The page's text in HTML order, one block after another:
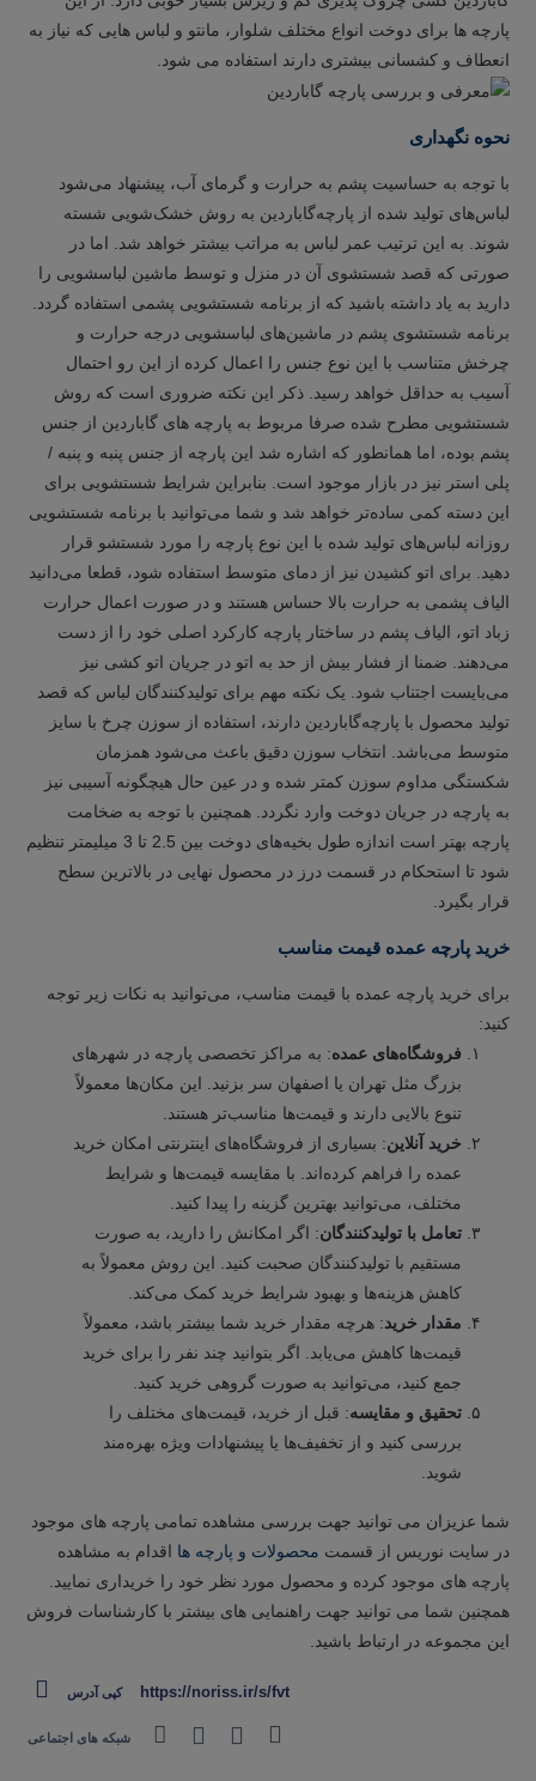
پارچه ها برای دوخت انواع مختلف شلوار، مانتو و لباس هایی که نیاز به
انعطاف و کشسانی بیشتری دارند استفاده می شود.
نحوه نگهداری
با توجه به حساسیت پشم به حرارت و گرمای آب، پیشنهاد می‌شود
لباس‌های تولید شده از پارچه‌گاباردین به روش خشک‌شویی شسته
شوند. به این ترتیب عمر لباس به مراتب بیشتر خواهد شد. اما در
صورتی که قصد شستشوی آن در منزل و توسط ماشین لباسشویی را
دارید به یاد داشته باشید که از برنامه شستشویی پشمی استفاده گردد.
برنامه شستشوی پشم در ماشین‌های لباسشویی درجه حرارت و
چرخش متناسب با این نوع جنس را اعمال کرده از این رو احتمال
آسیب به حداقل خواهد رسید. ذکر این نکته ضروری است که روش
شستشویی مطرح شده صرفا مربوط به پارچه های گاباردین از جنس
پشم بوده، اما همانطور که اشاره شد این پارچه از جنس پنبه و پنبه /
پلی استر نیز در بازار موجود است. بنابراین شرایط شستشویی برای
این دسته کمی ساده‌تر خواهد شد و شما می‌توانید با برنامه شستشویی
روزانه لباس‌های تولید شده با این نوع پارچه را مورد شستشو قرار
دهید. برای اتو کشیدن نیز از دمای متوسط استفاده شود، قطعا می‌دانید
الیاف پشمی به حرارت بالا حساس هستند و در صورت اعمال حرارت
زباد اتو، الیاف پشم در ساختار پارچه کارکرد اصلی خود را از دست
می‌دهند. ضمنا از فشار بیش از حد به اتو در جریان اتو کشی نیز
می‌بایست اجتناب شود. یک نکته مهم برای تولیدکنندگان لباس که قصد
تولید محصول با پارچه‌گاباردین دارند، استفاده از سوزن چرخ با سایز
متوسط می‌باشد. انتخاب سوزن دقیق باعث می‌شود همزمان
شکستگی مداوم سوزن کمتر شده و در عین حال هیچگونه آسیبی نیز
به پارچه در جریان دوخت وارد نگردد. همچنین با توجه به ضخامت
پارچه بهتر است اندازه طول بخیه‌های دوخت بین 2.5 تا 3 میلیمتر تنظیم
شود تا استحکام در قسمت درز در محصول نهایی در بالاترین سطح
قرار بگیرد.
خرید پارچه عمده قیمت مناسب
برای خرید پارچه عمده با قیمت مناسب، می‌توانید به نکات زیر توجه
کنید:
فروشگاه‌های عمده: به مراکز تخصصی پارچه در شهرهای
بزرگ مثل تهران یا اصفهان سر بزنید. این مکان‌ها معمولاً
تنوع بالایی دارند و قیمت‌ها مناسب‌تر هستند.
خرید آنلاین: بسیاری از فروشگاه‌های اینترنتی امکان خرید
عمده را فراهم کرده‌اند. با مقایسه قیمت‌ها و شرایط
مختلف، می‌توانید بهترین گزینه را پیدا کنید.
تعامل با تولیدکنندگان: اگر امکانش را دارید، به صورت
مستقیم با تولیدکنندگان صحبت کنید. این روش معمولاً به
کاهش هزینه‌ها و بهبود شرایط خرید کمک می‌کند.
مقدار خرید: هرچه مقدار خرید شما بیشتر باشد، معمولاً
قیمت‌ها کاهش می‌یابد. اگر بتوانید چند نفر را برای خرید
جمع کنید، می‌توانید به صورت گروهی خرید کنید.
تحقیق و مقایسه: قبل از خرید، قیمت‌های مختلف را
بررسی کنید و از تخفیف‌ها یا پیشنهادات ویژه بهره‌مند
شوید.
شما عزیزان می توانید جهت بررسی مشاهده تمامی پارچه های موجود
در سایت نوریس از قسمت محصولات و پارچه ها اقدام به مشاهده
پارچه های موجود کرده و محصول مورد نظر خود را خریداری نمایید.
همچنین شما می توانید جهت راهنمایی های بیشتر با کارشناسات فروش
این مجموعه در ارتباط باشید.
https://noriss.ir/s/fvt کپی آدرس
شبکه های اجتماعی